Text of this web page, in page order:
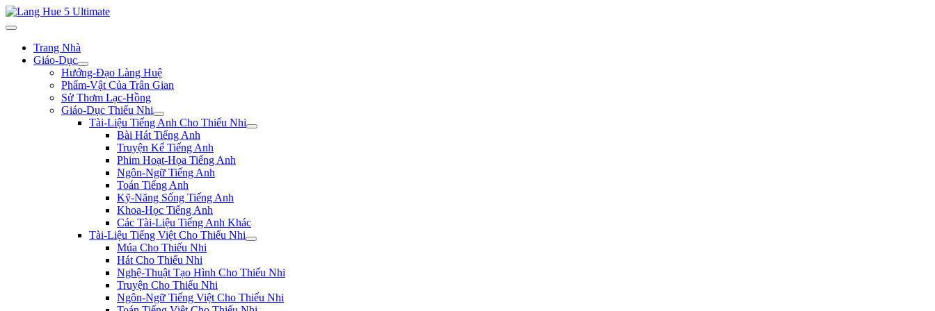
Trang Nhà
Giáo-Dục
Hướng-Đạo Làng Huệ
Phẩm-Vật Của Trân Gian
Sử Thơm Lạc-Hồng
Giáo-Dục Thiếu Nhi
Tài-Liệu Tiếng Anh Cho Thiếu Nhi
Bài Hát Tiếng Anh
Truyện Kể Tiếng Anh
Phim Hoạt-Họa Tiếng Anh
Ngôn-Ngữ Tiếng Anh
Toán Tiếng Anh
Kỹ-Năng Sống Tiếng Anh
Khoa-Học Tiếng Anh
Các Tài-Liệu Tiếng Anh Khác
Tài-Liệu Tiếng Việt Cho Thiếu Nhi
Múa Cho Thiếu Nhi
Hát Cho Thiếu Nhi
Nghệ-Thuật Tạo Hình Cho Thiếu Nhi
Truyện Cho Thiếu Nhi
Ngôn-Ngữ Tiếng Việt Cho Thiếu Nhi